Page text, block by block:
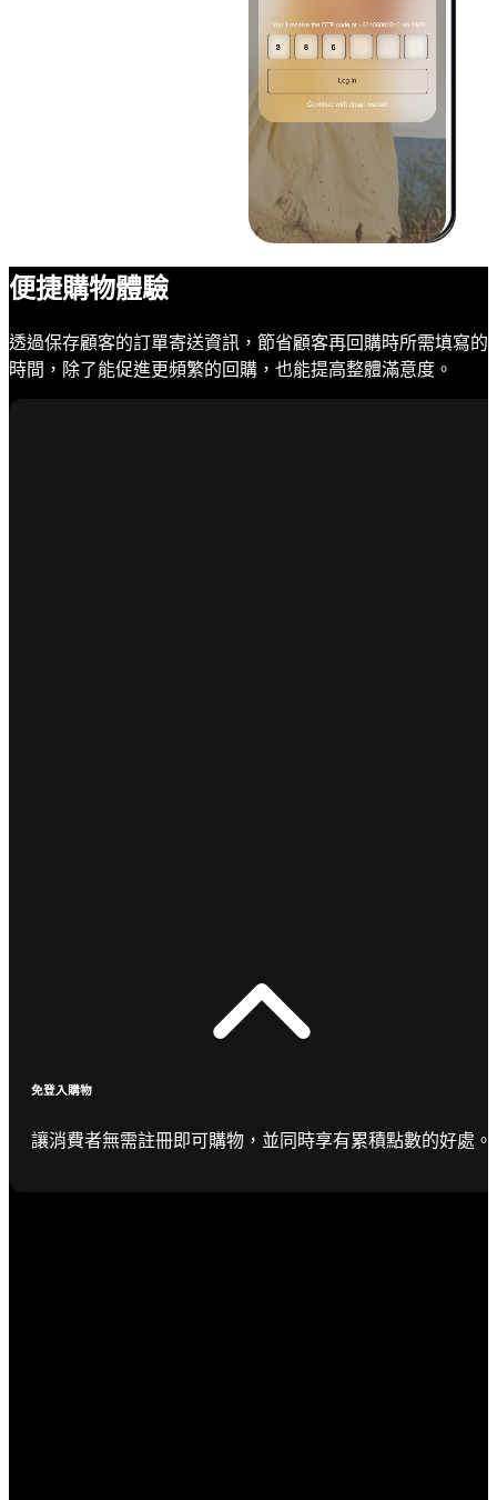
便捷購物體驗
透過保存顧客的訂單寄送資訊，節省顧客再回購時所需填寫的
時間，除了能促進更頻繁的回購，也能提高整體滿意度。
免登入購物
讓消費者無需註冊即可購物，並同時享有累積點數的好處。